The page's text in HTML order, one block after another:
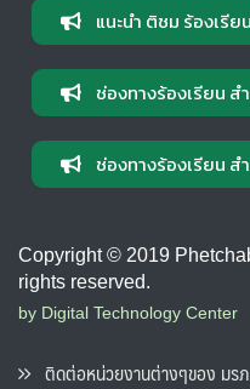
แนะนำ ติชม ร้องเรียน
ช่องทางร้องเรียน ส
ช่องทางร้องเรียน ส
Copyright © 2019
rights reserved.
by Digital Technology Center
ติดต่อหน่วยงานต่างๆของ มร